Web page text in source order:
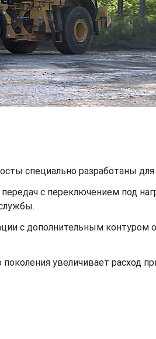
специально разработаны
с переключением под
с дополнительным
увеличивает расход